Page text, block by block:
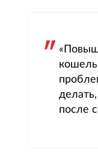
после